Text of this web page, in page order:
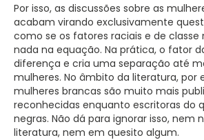
Por isso, as discussões sobre as
acabam virando exclusivamente
como se os fatores raciais e de classe
nada na equação. Na prática, o fator
diferença e cria uma separação até
mulheres. No âmbito da literatura, por
mulheres brancas são muito mais
reconhecidas enquanto escritoras do
negras. Não dá para ignorar isso, nem
literatura, nem em quesito algum.